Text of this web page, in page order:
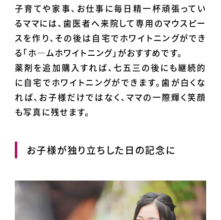
子育てや家事、お仕事に毎日精一杯頑張ってい
るママには、歯医者へ来院して専用のマウスピー
スを作り、その後は自宅でホワイトニングができ
る「ホ―ムホワイトニング」がおすすめです。
薬剤を追加購入すれば、七五三の後にも継続的
に自宅でホワイトニングができます。歯が白くな
れば、お子様だけではなく、ママの一際輝く笑顔
も写真に残せます。
お子様が独り立ちした日の記念に